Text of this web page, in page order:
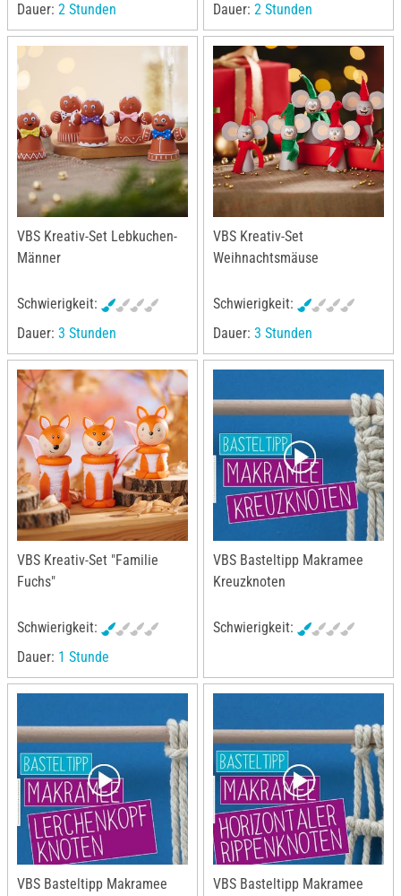
Dauer: 2 Stunden
Dauer: 2 Stunden
VBS Kreativ-Set Lebkuchen-
Männer
Schwierigkeit:
Dauer: 3 Stunden
VBS Kreativ-Set
Weihnachtsmäuse
Schwierigkeit:
Dauer: 3 Stunden
VBS Kreativ-Set "Familie
Fuchs"
Schwierigkeit:
Dauer: 1 Stunde
VBS Basteltipp Makramee
Kreuzknoten
Schwierigkeit:
VBS Basteltipp Makramee
VBS Basteltipp Makramee